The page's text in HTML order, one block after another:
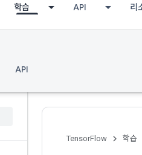
학습 API 리
API
TensorFlow 학습